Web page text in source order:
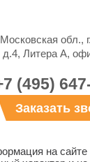
д.4, Литера А,
(495)
Заказать
на сайте